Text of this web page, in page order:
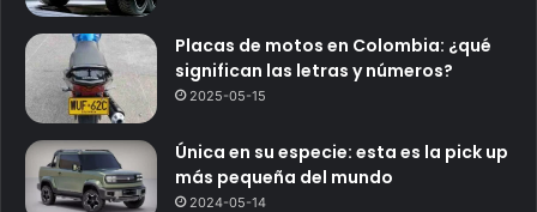
Placas de motos en Colombia: ¿qué
significan las letras y números?
2025-05-15
Única en su especie: esta es la pick up
más pequeña del mundo
2024-05-14